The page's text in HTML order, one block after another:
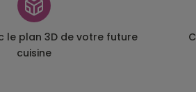
le plan 3D de votre future
cuisine